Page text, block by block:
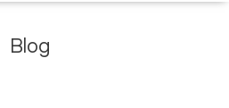
Blog